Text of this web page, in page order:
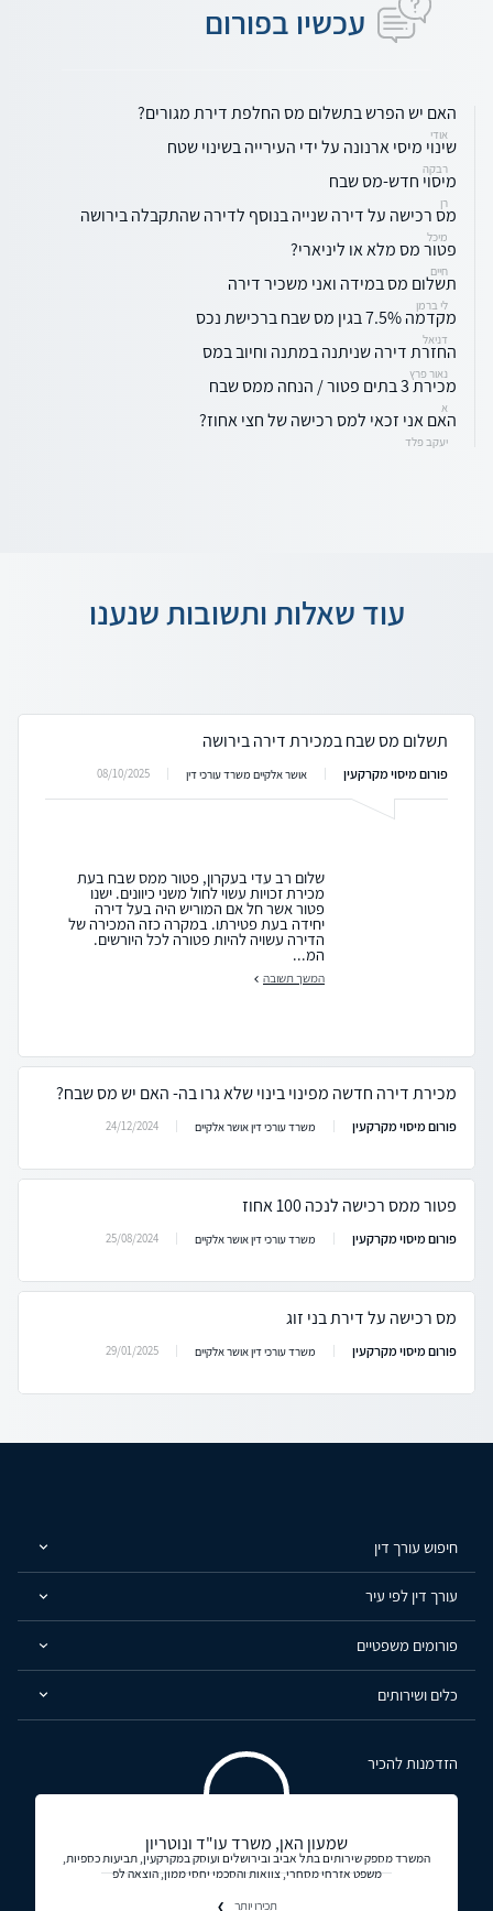
עכשיו בפורום
האם יש הפרש בתשלום מס החלפת דירת מגורים?
אודי
שינוי מיסי ארנונה על ידי העירייה בשינוי שטח
רבקה
מיסוי חדש-מס שבח
רן
מס רכישה על דירה שנייה בנוסף לדירה שהתקבלה בירושה
מיכל
פטור מס מלא או ליניארי?
חיים
תשלום מס במידה ואני משכיר דירה
לי ברמן
מקדמה 7.5% בגין מס שבח ברכישת נכס
דניאל
החזרת דירה שניתנה במתנה וחיוב במס
נאור פרץ
מכירת 3 בתים פטור / הנחה ממס שבח
א
האם אני זכאי למס רכישה של חצי אחוז?
יעקב פלד
עוד שאלות ותשובות שנענו
תשלום מס שבח במכירת דירה בירושה
פורום מיסוי מקרקעין אושר אלקיים משרד עורכי דין 08/10/2025
שלום רב עדי בעקרון, פטור ממס שבח בעת
מכירת זכויות עשוי לחול משני כיוונים. ישנו
פטור אשר חל אם המוריש היה בעל דירה
יחידה בעת פטירתו. במקרה כזה המכירה של
הדירה עשויה להיות פטורה לכל היורשים.
המ...
המשך תשובה
מכירת דירה חדשה מפינוי בינוי שלא גרו בה- האם יש מס שבח?
פורום מיסוי מקרקעין משרד עורכי דין אושר אלקיים 24/12/2024
פטור ממס רכישה לנכה 100 אחוז
פורום מיסוי מקרקעין משרד עורכי דין אושר אלקיים 25/08/2024
מס רכישה על דירת בני זוג
פורום מיסוי מקרקעין משרד עורכי דין אושר אלקיים 29/01/2025
חיפוש עורך דין
עורך דין לפי עיר
פורומים משפטיים
כלים ושירותים
הזדמנות להכיר
שמעון האן, משרד עו"ד ונוטריון
המשרד מספק שירותים בתל אביב ובירושלים ועוסק במקרקעין, תביעות כספיות,
משפט אזרחי מסחרי, צוואות והסכמי יחסי ממון, הוצאה לפ
תכירו יותר